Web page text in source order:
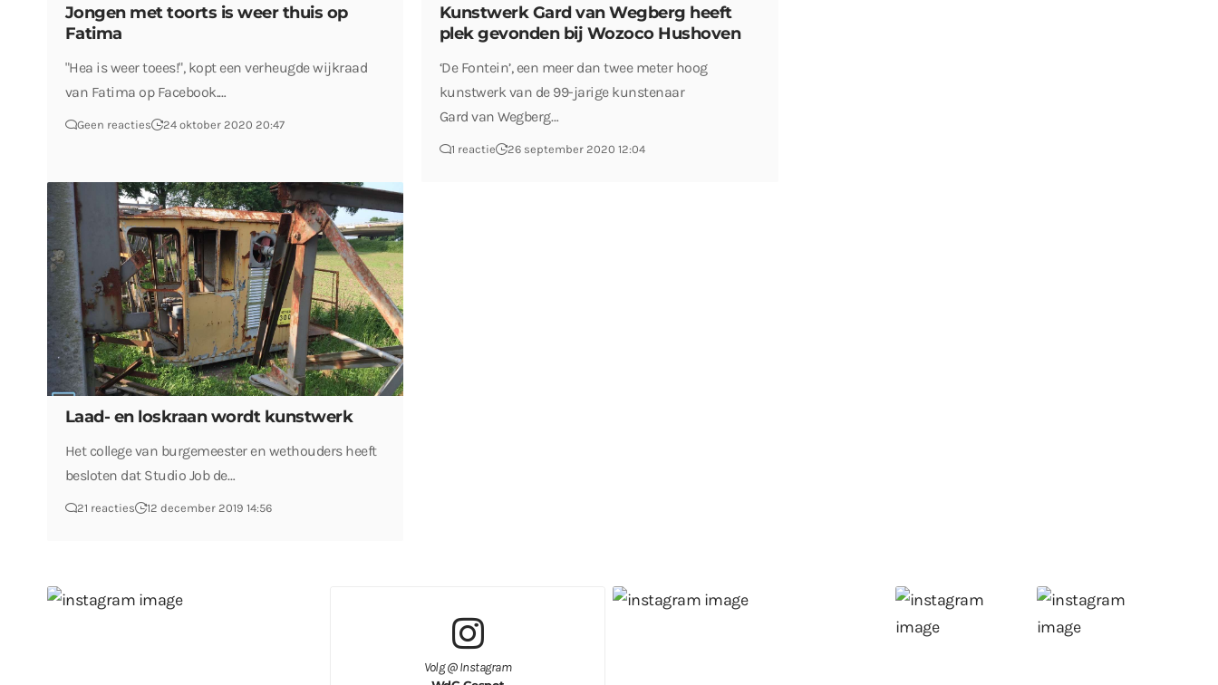
Jongen met toorts is weer thuis op
Fatima
"Hea is weer toees!", kopt een verheugde wijkraad
van Fatima op Facebook.…
Geen reacties 24 oktober 2020 20:47
Kunstwerk Gard van Wegberg heeft
plek gevonden bij Wozoco Hushoven
‘De Fontein’, een meer dan twee meter hoog
kunstwerk van de 99-jarige kunstenaar
Gard van Wegberg…
1 reactie 26 september 2020 12:04
Laad- en loskraan wordt kunstwerk
Het college van burgemeester en wethouders heeft
besloten dat Studio Job de…
21 reacties 12 december 2019 14:56
Volg @ Instagram